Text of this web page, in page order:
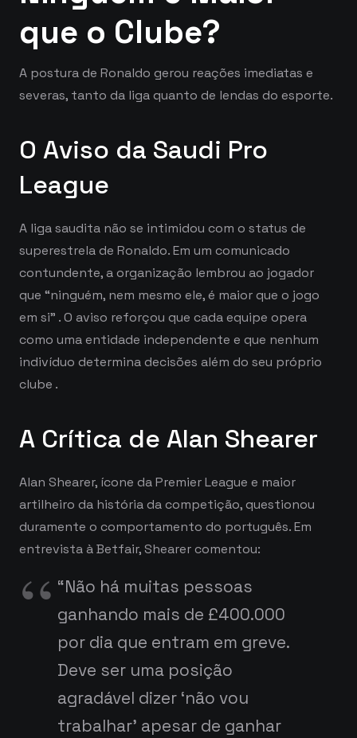
que o Clube?
A postura de Ronaldo gerou reações imediatas e
severas, tanto da liga quanto de lendas do esporte.
O Aviso da Saudi Pro
League
A liga saudita não se intimidou com o status de
superestrela de Ronaldo. Em um comunicado
contundente, a organização lembrou ao jogador
que “ninguém, nem mesmo ele, é maior que o jogo
em si” . O aviso reforçou que cada equipe opera
como uma entidade independente e que nenhum
indivíduo determina decisões além do seu próprio
clube .
A Crítica de Alan Shearer
Alan Shearer, ícone da Premier League e maior
artilheiro da história da competição, questionou
duramente o comportamento do português. Em
entrevista à Betfair, Shearer comentou:
“Não há muitas pessoas
ganhando mais de £400.000
por dia que entram em greve.
Deve ser uma posição
agradável dizer ‘não vou
trabalhar’ apesar de ganhar